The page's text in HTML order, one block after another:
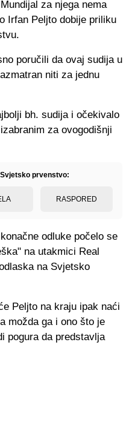
za njega nema
Irfan Peljto dobije priliku
poručili da ovaj sudija u
niti za jednu
bh. sudija i očekivalo
za ovogodišnji
prvenstvo:
RASPORED
odluke počelo se
na utakmici Real
na Svjetsko
Peljto na kraju ipak naći
možda ga i ono što je
pogura da predstavlja